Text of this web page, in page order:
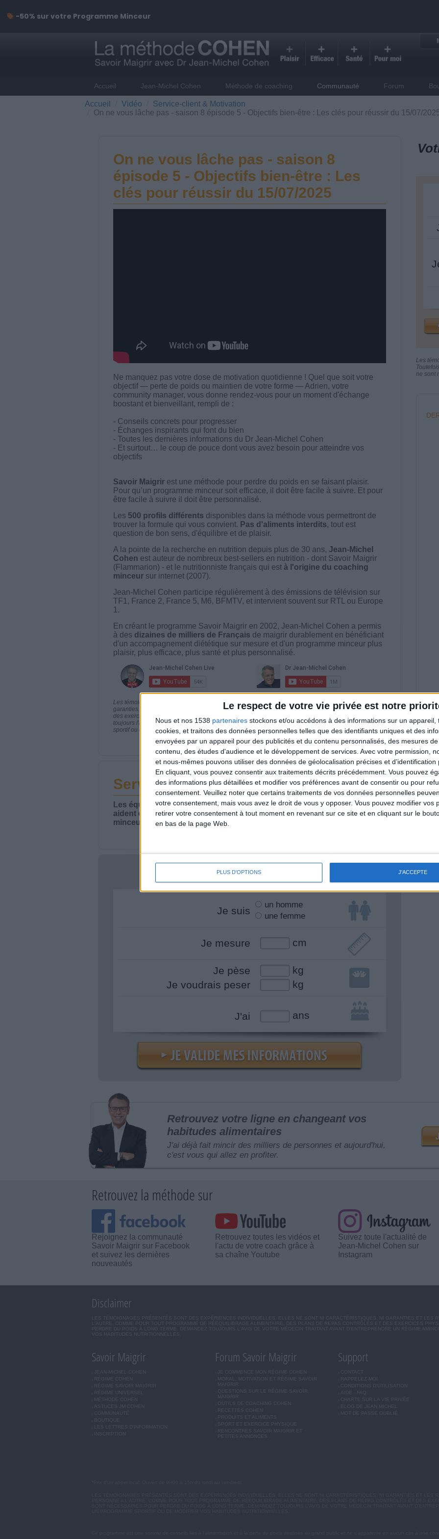
Le respect de votre vie privée est notre
Nous et nos 1538 partenaires stockons et/ou accédons à des informations sur un appareil,
cookies, et traitons des données personnelles telles que des identifiants uniques et des
envoyées par un appareil pour des publicités et du contenu personnalisés, des mesures
contenu, des études d'audience et le développement de services. Avec votre permission,
et nous-mêmes pouvons utiliser des données de géolocalisation précises et d’identification
En cliquant, vous pouvez consentir aux traitements décrits précédemment. Vous pouvez
des informations plus détaillées et modifier vos préférences avant de consentir ou pour
consentement. Veuillez noter que certains traitements de vos données personnelles
votre consentement, mais vous avez le droit de vous y opposer. Vous pouvez modifier vos
retirer votre consentement à tout moment en revenant sur ce site et en cliquant sur le
en bas de la page Web.
PLUS D'OPTIONS J'ACCEPTE
Accueil Jean-Michel Cohen Méthode de coaching Communauté Forum
Accueil Vidéo
Service-client & Motivation
On ne vous lâche pas - saison 8 épisode 5 - Objectifs bien-être : Les clés pour réussir du 15/07/
On ne vous lâche pas - saison 8
épisode 5 - Objectifs bien-être : Les
clés pour réussir du 15/07/2025
Ne manquez pas votre dose de motivation quotidienne ! Quel que soit votre
objectif — perte de poids ou maintien de votre forme — Adrien, votre
community manager, vous donne rendez-vous pour un moment d'échange
boostant et bienveillant, rempli de :
- Conseils concrets pour progresser
- Échanges inspirants qui font du bien
- Toutes les dernières informations du Dr Jean-Michel Cohen
- Et surtout… le coup de pouce dont vous avez besoin pour atteindre vos
objectifs
Savoir Maigrirest une méthode pour perdre du poids en se faisant plaisir.
Pour qu’un programme minceur soit efficace, il doit être facile à suivre. Et pour
être facile à suivre il doit être personnalisé.
Les 500 profils différents disponibles dans la méthode vous permettront de
trouver la formule qui vous convient. Pas d'aliments interdits, tout est
question de bon sens, d'équilibre et de plaisir.
A la pointe de la recherche en nutrition depuis plus de 30 ans, Jean-Michel
Cohen est auteur de nombreux best-sellers en nutrition - dont Savoir Maigrir
(Flammarion) - et le nutritionniste français qui est à l'origine du coaching
minceursur internet (2007).
Jean-Michel Cohen participe régulièrement à des émissions de télévision sur
TF1, France 2, France 5, M6, BFMTV, et intervient souvent sur RTL ou Europe
1.
En créant le programme Savoir Maigrir en 2002, Jean-Michel Cohen a permis
à des dizaines de milliers de Français de maigrir durablement en bénéficiant
d'un accompagnement diététique sur mesure et d'un programme minceur plus
plaisir, plus efficace, plus santé et plus personnalisé.
Les témoignages présentés sont des expériences individuelles qui ne sont ni caractéristiques, ni
garanties. Comme pour tout programme de rééquilibrage alimentaire, des plans de repas contrôlés et
des exercices physiques réguliers sont nécessaires pour perdre du poids à long terme. Demandez
toujours l'avis de votre médecin traitant avant d'entreprendre un régime amincissant, un programme
sportif ou de modifier vos habitudes nutritionnelles.
Service-client & Motivation Voir tout
Les équipes du Service-client et de la Communauté Savoir Maigrir vous
aident chaque semaine à vous rapprocher sereinement de votre objectif
minceur.
Votre bilan minceur
Je suis
un homme
une femme
Je mesure cm
Je pèse
kg
Je voudrais peser
kg
J'ai ans
Les
ne sont
Retrouvez votre ligne en changeant vos
habitudes alimentaires
J'ai déjà fait mincir des milliers de personnes et aujourd'hui,
c'est vous qui allez en profiter.
Retrouvez la méthode sur
Rejoignez la communauté
Savoir Maigrir sur Facebook
et suivez les dernières
nouveautés
Retrouvez toutes les vidéos et
l'actu de votre coach grâce à
sa chaîne Youtube
Suivez toute l'actualité de
Jean-Michel Cohen sur
Instagram
Disclaimer
LES TÉMOIGNAGES PRÉSENTÉS SONT DES EXPÉRIENCES INDIVIDUELLES. ELLES NE SONT NI CARACTÉRISTIQUES, NI GARANTIES ET LES
L'AUTRE. COMME POUR TOUT PROGRAMME DE RÉÉQUILIBRAGE ALIMENTAIRE, DES PLANS DE REPAS CONTRÔLÉS ET DES EXERCICES
PERDRE DU POIDS À LONG TERME. DEMANDEZ TOUJOURS L'AVIS DE VOTRE MÉDECIN TRAITANT AVANT D'ENTREPRENDRE UN RÉGIME
VOS HABITUDES NUTRITIONNELLES.
Savoir Maigrir
JEAN-MICHEL COHEN
RÉGIME COHEN
RÉGIME SAVOIR MAIGRIR
RÉGIME UNIVERSEL
MÉTHODE COHEN
ASTUCES JM COHEN
COMMUNAUTÉ
BOUTIQUE
LES LETTRES D'INFORMATION
INSCRIPTION
Forum Savoir Maigrir
JE COMMENCE MON RÉGIME COHEN
MORAL, MOTIVATION ET RÉGIME SAVOIR
MAIGRIR
QUESTIONS SUR LE RÉGIME SAVOIR
MAIGRIR
OUTILS DE COACHING COHEN
RECETTES COHEN
PRODUITS ET ALIMENTS
SPORT ET EXERCICE PHYSIQUE
RENCONTRES SAVOIR MAIGRIR ET
PETITES ANNONCES
Support
CONTACT
RAPPELEZ-MOI
CONDITIONS D'UTILISATION
AIDE - FAQ
CHARTE SUR LA VIE PRIVÉE
BLOG DE JEAN MICHEL
MOT DE PASSE OUBLIÉ
-50% sur votre Programme Minceur